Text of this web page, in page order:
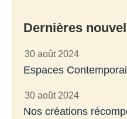
Dernières
30 août 2024
Espaces
30 août 2024
Nos créations